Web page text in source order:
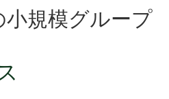
小規模グループ